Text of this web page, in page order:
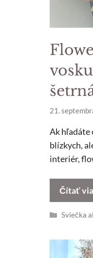
21.
Ak hľadáte
blízkych,
interiér,
Čítať
Kategórie
Sviečka